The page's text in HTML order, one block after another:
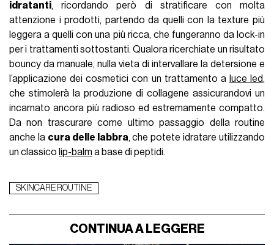
idratanti, ricordando però di stratificare con molta
attenzione i prodotti, partendo da quelli con la texture più
leggera a quelli con una più ricca, che fungeranno da lock-in
per i trattamenti sottostanti. Qualora ricerchiate un risultato
bouncy da manuale, nulla vieta di intervallare la detersione e
l’applicazione dei cosmetici con un trattamento a luce led,
che stimolerà la produzione di collagene assicurandovi un
incarnato ancora più radioso ed estremamente compatto.
Da non trascurare come ultimo passaggio della routine
anche la cura delle labbra, che potete idratare utilizzando
un classico lip-balm a base di peptidi.
SKINCARE ROUTINE
CONTINUA A LEGGERE